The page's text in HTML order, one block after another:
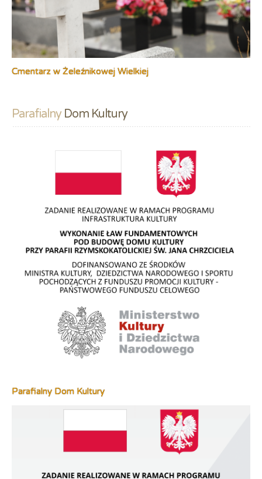
Cmentarz w Żeleźnikowej Wielkiej
Parafialny Dom Kultury
Parafialny Dom Kultury